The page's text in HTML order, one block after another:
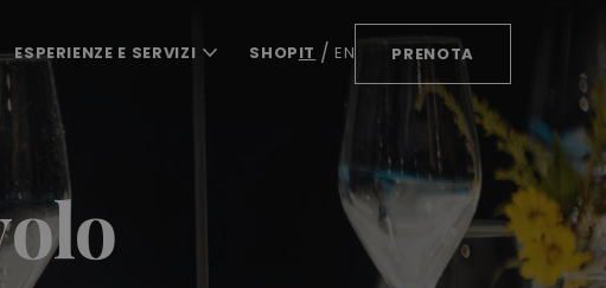
ESPERIENZE E SERVIZI SHOPIT EN PRENOTA